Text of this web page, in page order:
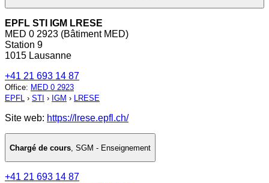
EPFL STI IGM LRESE
MED 0 2923 (Bâtiment MED)
Station 9
1015 Lausanne
+41 21 693 14 87
Office: MED 0 2923
EPFL › STI › IGM › LRESE
Site web: https://lrese.epfl.ch/
Chargé de cours SGM - Enseignement
+41 21 693 14 87